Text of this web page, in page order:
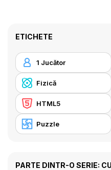
ETICHETE
1 Jucător
Fizică
HTML5
Puzzle
PARTE DINTR-O SERIE: